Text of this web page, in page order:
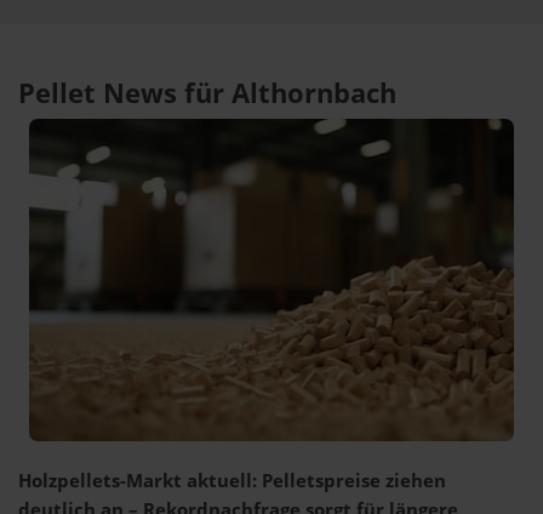
Pellet News für Althornbach
Holzpellets-Markt aktuell: Pelletspreise ziehen